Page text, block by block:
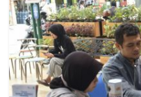
Dzikir,
Fikir,
Ikhtiar